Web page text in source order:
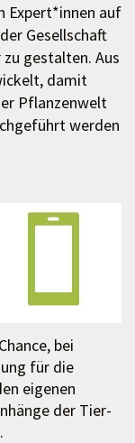
Expert*innen auf
Gesellschaft
gestalten. Aus
damit
Pflanzenwelt
werden
bei
für die
eigenen
der Tier-